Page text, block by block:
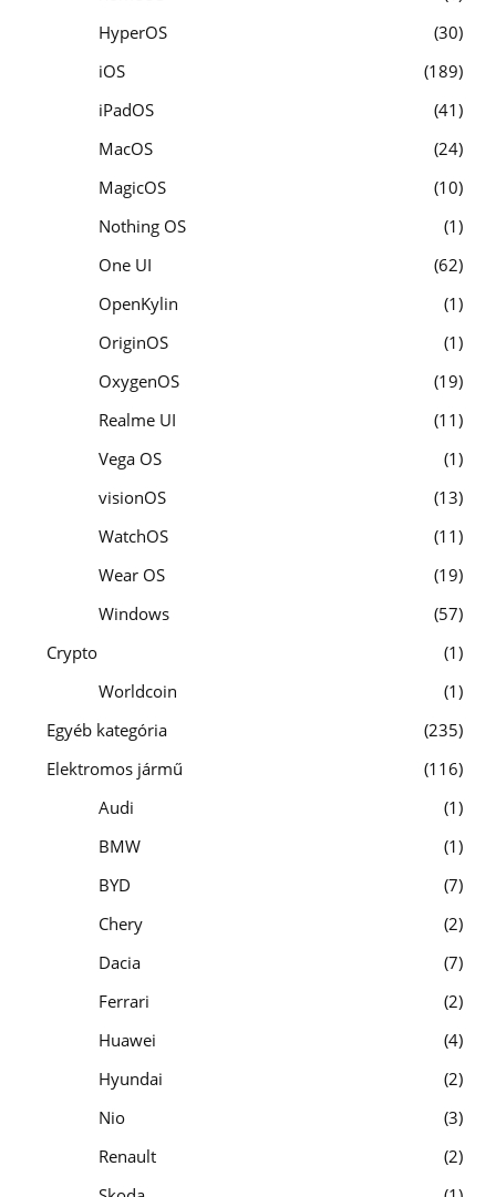
HyperOS
30
iOS
189
iPadOS
41
MacOS
24
MagicOS
10
Nothing OS
1
One UI
62
OpenKylin
1
OriginOS
1
OxygenOS
19
Realme UI
11
Vega OS
1
visionOS
13
WatchOS
11
Wear OS
19
Windows
57
Crypto
1
Worldcoin
1
Egyéb kategória
235
Elektromos jármű
116
Audi
1
BMW
1
BYD
7
Chery
2
Dacia
7
Ferrari
2
Huawei
4
Hyundai
2
Nio
3
Renault
2